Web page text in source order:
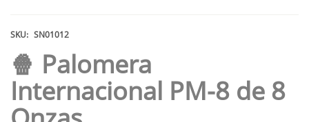
SKU: SN01012
🍿 Palomera
Internacional PM-8 de 8